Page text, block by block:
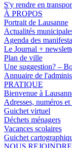
S'y rendre en
À PROPOS
Portrait de Lausanne
Actualités
Agenda des
Le Journal +
Plan de ville
Une suggestion? –
Annuaire de
PRATIQUE
Bienvenue à
Adresses, numéros
Guichet virtuel
Déchets ménagers
Vacances scolaires
Guichet